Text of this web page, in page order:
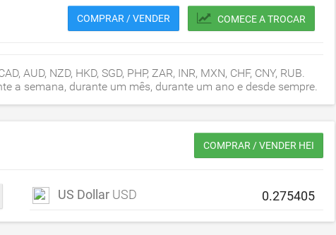
COMPRAR / VENDER COMECE A TROCAR
AUD, NZD, HKD, SGD, PHP, ZAR, INR, MXN, CHF, CNY, RUB.
a semana, durante um mês, durante um ano e desde sempre.
COMPRAR / VENDER HEI
US Dollar USD